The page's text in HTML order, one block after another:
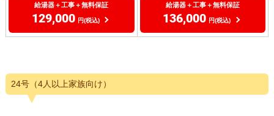
給湯器＋工事＋無料保証
129,000 円(税込)
給湯器＋工事＋無料保証
136,000 円(税込)
24号（4人以上家族向け）